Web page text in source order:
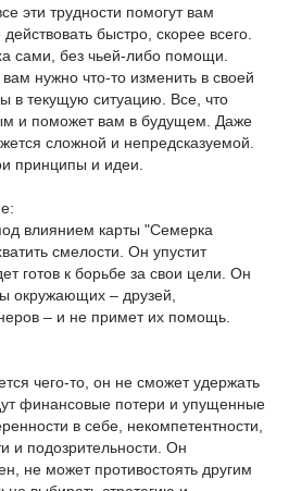
эти трудности помогут вам
быстро, скорее всего.
сами, без чьей-либо помощи.
нужно что-то изменить в своей
в текущую ситуацию. Все, что
и поможет вам в будущем. Даже
сложной и непредсказуемой.
принципы и идеи.
влиянием карты "Семерка
смелости. Он упустит
готов к борьбе за свои цели. Он
окружающих – друзей,
– и не примет их помощь.
чего-то, он не сможет удержать
финансовые потери и упущенные
в себе, некомпетентности,
и подозрительности. Он
не может противостоять другим